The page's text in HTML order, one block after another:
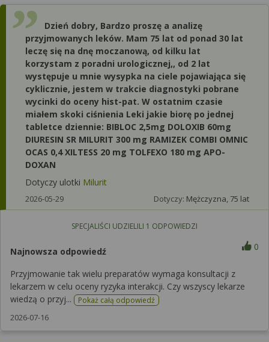
Dzień dobry, Bardzo proszę a analizę
przyjmowanych leków. Mam 75 lat od ponad 30 lat
leczę się na dnę moczanową, od kilku lat
korzystam z poradni urologicznej,, od 2 lat
występuje u mnie wysypka na ciele pojawiająca się
cyklicznie, jestem w trakcie diagnostyki pobrane
wycinki do oceny hist-pat. W ostatnim czasie
miałem skoki ciśnienia Leki jakie biorę po jednej
tabletce dziennie: BIBLOC 2,5mg DOLOXIB 60mg
DIURESIN SR MILURIT 300 mg RAMIZEK COMBI OMNIC
OCAS 0,4 XILTESS 20 mg TOLFEXO 180 mg APO-
DOXAN
Dotyczy ulotki Milurit
2026-05-29 Dotyczy: Mężczyzna, 75 lat
SPECJALIŚCI UDZIELILI 1 ODPOWIEDZI
Najnowsza odpowiedź 0
Przyjmowanie tak wielu preparatów wymaga konsultacji z
lekarzem w celu oceny ryzyka interakcji. Czy wszyscy lekarze
wiedzą o przyj...
Pokaż całą odpowiedź
2026-07-16